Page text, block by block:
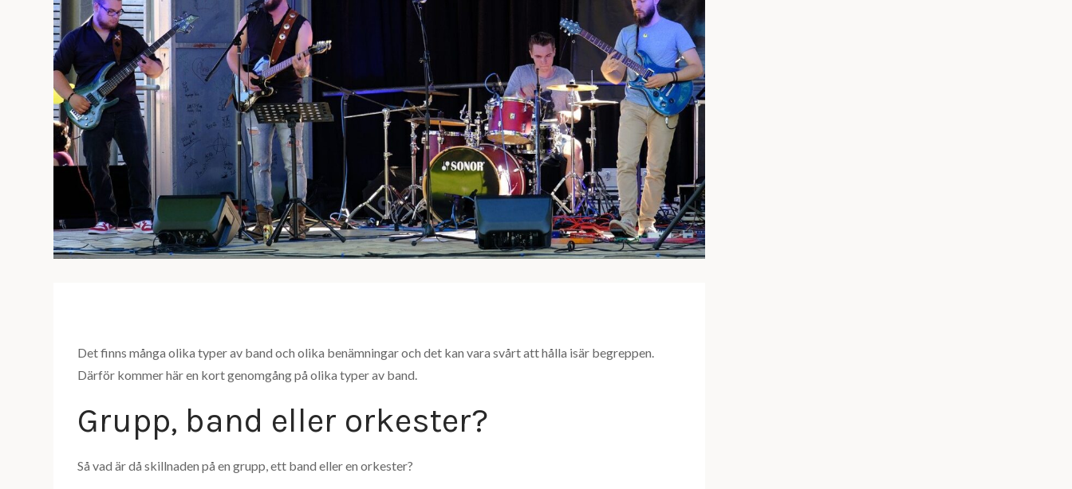
Det finns många olika typer av band och olika benämningar och det kan vara svårt att hålla isär begreppen.
Därför kommer här en kort genomgång på olika typer av band.
Grupp, band eller orkester?
Så vad är då skillnaden på en grupp, ett band eller en orkester?